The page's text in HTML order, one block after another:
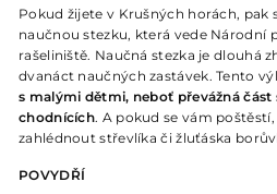
Pokud žijete v Krušných horách, pak
naučnou stezku, která vede Národní
rašeliniště. Naučná stezka je dlouhá
dvanáct naučných zastávek. Tento
s malými dětmi, neboť převážná
chodnících. A pokud se vám
zahlédnout střevlíka či žluťáska
POVYDŘÍ